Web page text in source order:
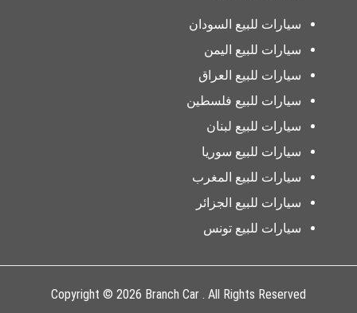
سيارات للبيع السودان
سيارات للبيع اليمن
سيارات للبيع العراق
سيارات للبيع فلسطين
سيارات للبيع لبنان
سيارات للبيع سوريا
سيارات للبيع المغرب
سيارات للبيع الجزائر
سيارات للبيع تونس
Copyright © 2026 Branch Car . All Rights Reserved